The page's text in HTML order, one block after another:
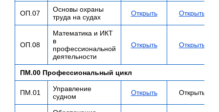
ОП.07
Основы охраны
труда на судах
Открыть Открыть
ОП.08
Математика и ИКТ
в
профессиональной
деятельности
Открыть Открыть
ПМ.00 Профессиональный цикл
ПМ.01
Управление
судном
Открыть Открыть